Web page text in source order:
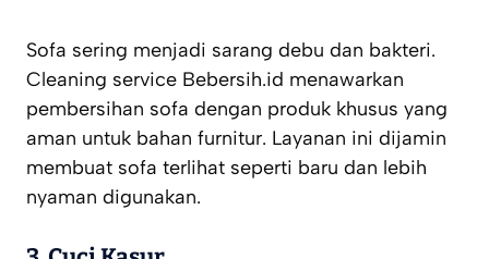
Sofa sering menjadi sarang debu dan bakteri.
Cleaning service Bebersih.id menawarkan
pembersihan sofa dengan produk khusus yang
aman untuk bahan furnitur. Layanan ini dijamin
membuat sofa terlihat seperti baru dan lebih
nyaman digunakan.